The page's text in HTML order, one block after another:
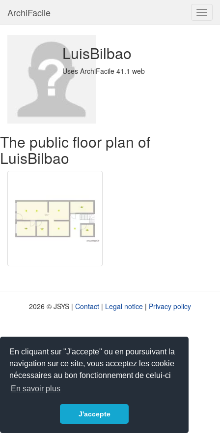
En cliquant sur "J'accepte" ou en poursuivant la
navigation sur ce site, vous acceptez les cookie
nécessaires au bon fonctionnement de celui-ci
En savoir plus
J'accepte
ArchiFacile
LuisBilbao
Uses ArchiFacile 41.1 web
The public floor plan of
LuisBilbao
2026 © JSYS | Contact | Legal notice | Privacy policy